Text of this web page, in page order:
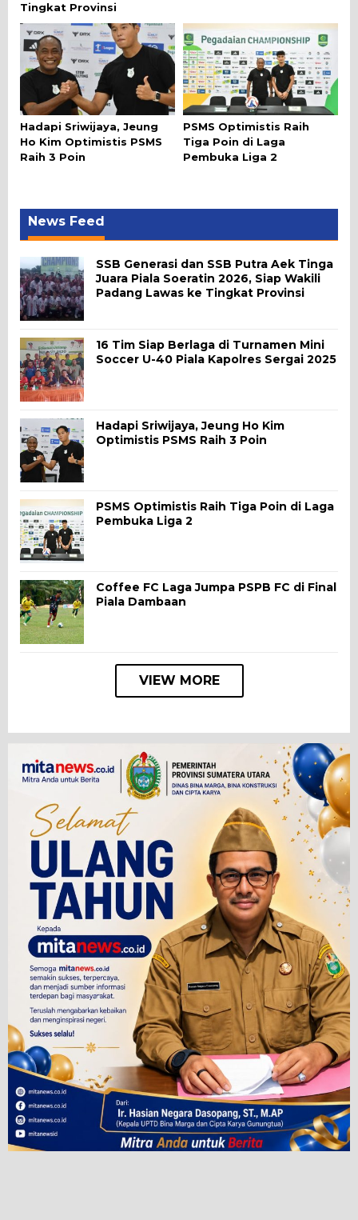
Tingkat Provinsi
Hadapi Sriwijaya, Jeung
Ho Kim Optimistis PSMS
Raih 3 Poin
PSMS Optimistis Raih
Tiga Poin di Laga
Pembuka Liga 2
News Feed
SSB Generasi dan SSB Putra Aek Tinga
Juara Piala Soeratin 2026, Siap Wakili
Padang Lawas ke Tingkat Provinsi
16 Tim Siap Berlaga di Turnamen Mini
Soccer U-40 Piala Kapolres Sergai 2025
Hadapi Sriwijaya, Jeung Ho Kim
Optimistis PSMS Raih 3 Poin
PSMS Optimistis Raih Tiga Poin di Laga
Pembuka Liga 2
Coffee FC Laga Jumpa PSPB FC di Final
Piala Dambaan
VIEW MORE